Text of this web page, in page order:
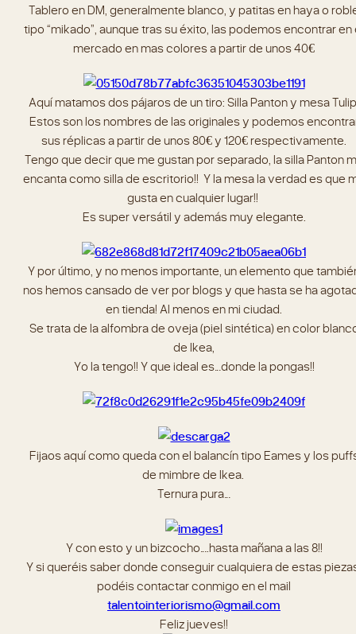
Tablero en DM, generalmente blanco, y patitas en haya o
tipo “mikado”, aunque tras su éxito, las podemos encontrar en
mercado en mas colores a partir de unos 40€
Aquí matamos dos pájaros de un tiro: Silla Panton y mesa
Estos son los nombres de las originales y podemos
sus réplicas a partir de unos 80€ y 120€ respectivamente.
Tengo que decir que me gustan por separado, la silla Panton
encanta como silla de escritorio!! Y la mesa la verdad es que
gusta en cualquier lugar!!
Es super versátil y además muy elegante.
Y por último, y no menos importante, un elemento que
nos hemos cansado de ver por blogs y que hasta se ha
en tienda! Al menos en mi ciudad.
Se trata de la alfombra de oveja (piel sintética) en color
de Ikea,
Yo la tengo!! Y que ideal es…donde la pongas!!
Fijaos aquí como queda con el balancín tipo Eames y los
de mimbre de Ikea.
Ternura pura…
Y con esto y un bizcocho….hasta mañana a las 8!!
Y si queréis saber donde conseguir cualquiera de estas
podéis contactar conmigo en el mail
talentointeriorismo@gmail.com
Feliz jueves!!